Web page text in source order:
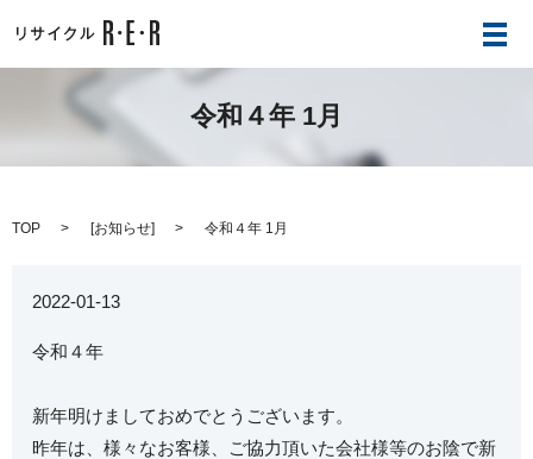
メ
令和４年 1月
TOP [お知らせ] 令和４年 1月
2022-01-13
令和４年
新年明けましておめでとうございます。
昨年は、様々なお客様、ご協力頂いた会社様等のお陰で新